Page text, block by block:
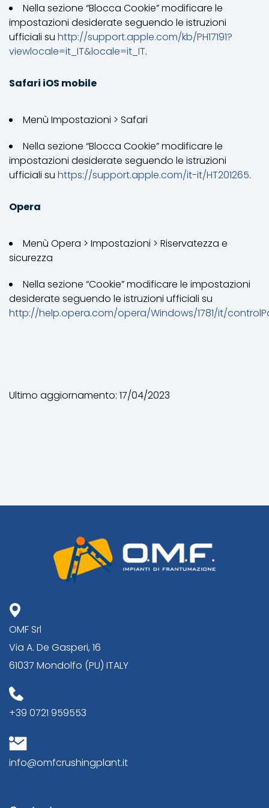
Nella sezione “Blocca Cookie” modificare le
impostazioni desiderate seguendo le istruzioni
ufficiali su http://support.apple.com/kb/PH17191?
viewlocale=it_IT&locale=it_IT.
Safari iOS mobile
Menù Impostazioni > Safari
Nella sezione “Blocca Cookie” modificare le
impostazioni desiderate seguendo le istruzioni
ufficiali su https://support.apple.com/it-it/HT201265.
Opera
Menù Opera > Impostazioni > Riservatezza e
sicurezza
Nella sezione “Cookie” modificare le impostazioni
desiderate seguendo le istruzioni ufficiali su
http://help.opera.com/opera/Windows/1781/it/
Ultimo aggiornamento: 17/04/2023
OMF Srl
Via A. De Gasperi, 16
61037 Mondolfo (PU) ITALY
+39 0721 959553
info@omfcrushingplant.it